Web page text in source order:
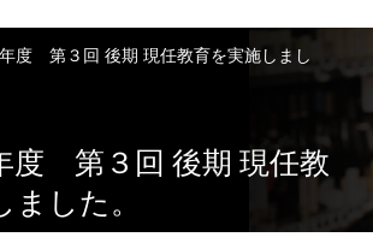
度 第３回 後期 現任教育を実施しまし
度 第３回 後期 現任教
ました。